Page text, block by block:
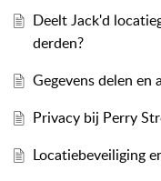
Deelt Jack'd
derden?
Gegevens delen
Privacy bij Perry
Locatiebeveiliging